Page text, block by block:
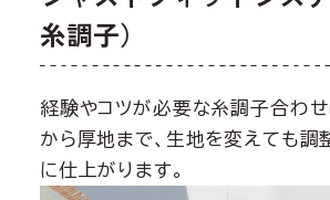
糸調子）
経験やコツが必要な糸調子合わせ
から厚地まで、生地を変えても調
に仕上がります。